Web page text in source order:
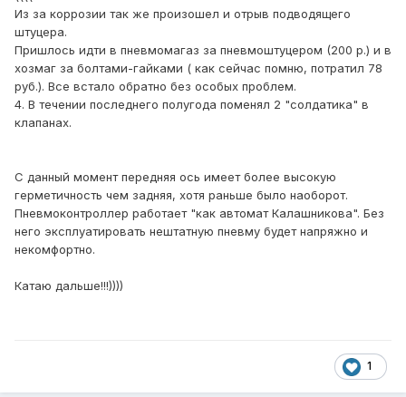
Из за коррозии так же произошел и отрыв подводящего
штуцера.
Пришлось идти в пневмомагаз за пневмоштуцером (200 р.) и в
хозмаг за болтами-гайками ( как сейчас помню, потратил 78
руб.). Все встало обратно без особых проблем.
4. В течении последнего полугода поменял 2 "солдатика" в
клапанах.
С данный момент передняя ось имеет более высокую
герметичность чем задняя, хотя раньше было наоборот.
Пневмоконтроллер работает "как автомат Калашникова". Без
него эксплуатировать нештатную пневму будет напряжно и
некомфортно.
Катаю дальше!!!))))
1